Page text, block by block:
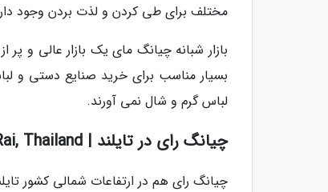
مختلف برای طی کردن و لذت بردن وجود
بازار شبانه چیانگ مای یک بازار عالی و
بسیار مناسب برای خرید صنایع دستی و
لباس گرم و شال نمی آورند.
چیانگ رای در تایلند | Chiang Rai, Thailand